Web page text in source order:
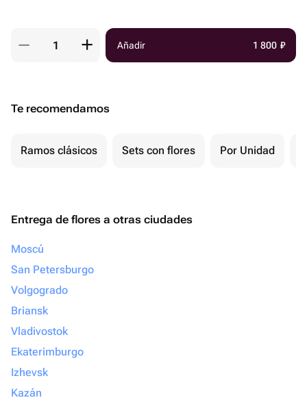
Añadir 1 800 ₽
Te recomendamos
Ramos clásicos Sets con flores Por Unidad
Entrega de flores a otras ciudades
Moscú
San Petersburgo
Volgogrado
Briansk
Vladivostok
Ekaterimburgo
Izhevsk
Kazán